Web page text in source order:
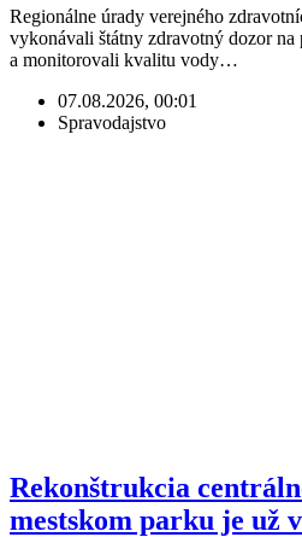
Regionálne úrady verejného
vykonávali štátny zdravotný dozor
a monitorovali kvalitu vody…
07.08.2026, 00:01
Spravodajstvo
Rekonštrukcia
mestskom parku je už